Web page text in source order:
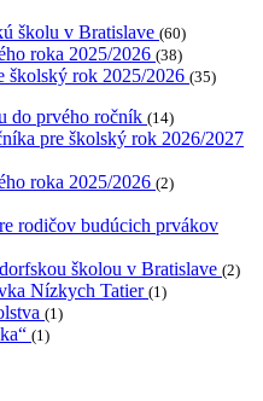
školu v Bratislave (60)
roka 2025/2026 (38)
školský rok 2025/2026 (35)
do prvého ročník (14)
pre školský rok 2026/2027
roka 2025/2026 (2)
rodičov budúcich prvákov
školou v Bratislave (2)
Nízkych Tatier (1)
(1)
(1)